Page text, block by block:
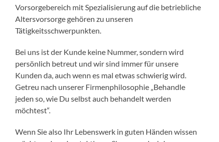
Vorsorgebereich mit Spezialisierung auf die betriebliche
Altersvorsorge gehören zu unseren
Tätigkeitsschwerpunkten.
Bei uns ist der Kunde keine Nummer, sondern wird
persönlich betreut und wir sind immer für unsere
Kunden da, auch wenn es mal etwas schwierig wird.
Getreu nach unserer Firmenphilosophie „Behandle
jeden so, wie Du selbst auch behandelt werden
möchtest“.
Wenn Sie also Ihr Lebenswerk in guten Händen wissen